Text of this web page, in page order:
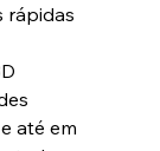
rápidas
até em